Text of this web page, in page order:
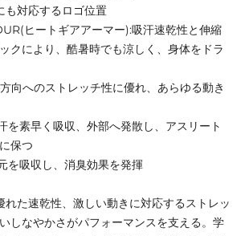
も対応するロゴ位置
ヒートギアアーマー):吸汗速乾性と伸縮
クにより、酷暑時でも涼しく、身体をドラ
向へのストレッチ性に優れ、あらゆる動き
を素早く吸収、外部へ発散し、アスリート
保つ
を吸収し、消臭効果を発揮
れた速乾性、激しい動きに対応するストレッ
しなやかさがパフォーマンスを支える。学